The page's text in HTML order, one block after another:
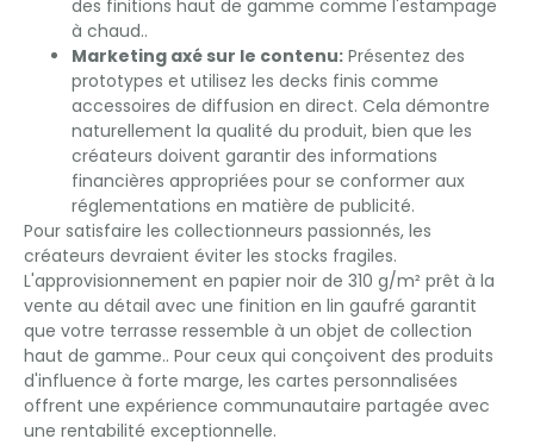
des finitions haut de gamme comme l'estampage
à chaud..
Marketing axé sur le contenu: Présentez des
prototypes et utilisez les decks finis comme
accessoires de diffusion en direct. Cela démontre
naturellement la qualité du produit, bien que les
créateurs doivent garantir des informations
financières appropriées pour se conformer aux
réglementations en matière de publicité.
Pour satisfaire les collectionneurs passionnés, les
créateurs devraient éviter les stocks fragiles.
L'approvisionnement en papier noir de 310 g/m² prêt à la
vente au détail avec une finition en lin gaufré garantit
que votre terrasse ressemble à un objet de collection
haut de gamme.. Pour ceux qui conçoivent des produits
d'influence à forte marge, les cartes personnalisées
offrent une expérience communautaire partagée avec
une rentabilité exceptionnelle.